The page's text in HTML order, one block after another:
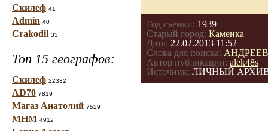
Скилеф 41
Admin 40
Crakodil 33
Топ 15 географов:
Скилеф 22332
AD70 7819
Магаз Анатолий 7529
МНМ 4912
Год съемки: 1939
Старый город: Каменка
Дата: 22.02.2013 11:52
Слова для поиска:
Автор публикации: alek48s
Источник: ЛИЧНЫЙ